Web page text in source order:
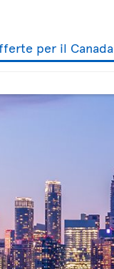
per il Canada